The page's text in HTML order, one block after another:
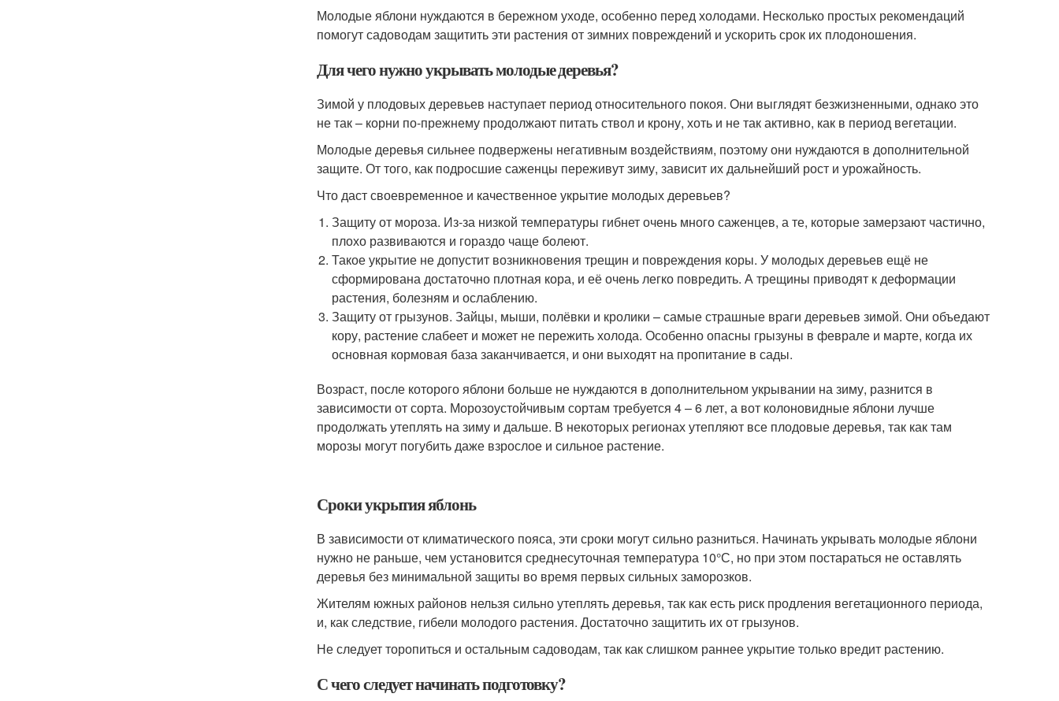
Молодые яблони нуждаются в бережном уходе, особенно перед холодами. Несколько простых рекомендаций
помогут садоводам защитить эти растения от зимних повреждений и ускорить срок их плодоношения.
Для чего нужно укрывать молодые деревья?
Зимой у плодовых деревьев наступает период относительного покоя. Они выглядят безжизненными, однако это
не так – корни по-прежнему продолжают питать ствол и крону, хоть и не так активно, как в период вегетации.
Молодые деревья сильнее подвержены негативным воздействиям, поэтому они нуждаются в дополнительной
защите. От того, как подросшие саженцы переживут зиму, зависит их дальнейший рост и урожайность.
Что даст своевременное и качественное укрытие молодых деревьев?
Защиту от мороза. Из-за низкой температуры гибнет очень много саженцев, а те, которые замерзают частично,
плохо развиваются и гораздо чаще болеют.
Такое укрытие не допустит возникновения трещин и повреждения коры. У молодых деревьев ещё не
сформирована достаточно плотная кора, и её очень легко повредить. А трещины приводят к деформации
растения, болезням и ослаблению.
Защиту от грызунов. Зайцы, мыши, полёвки и кролики – самые страшные враги деревьев зимой. Они объедают
кору, растение слабеет и может не пережить холода. Особенно опасны грызуны в феврале и марте, когда их
основная кормовая база заканчивается, и они выходят на пропитание в сады.
Возраст, после которого яблони больше не нуждаются в дополнительном укрывании на зиму, разнится в
зависимости от сорта. Морозоустойчивым сортам требуется 4 – 6 лет, а вот колоновидные яблони лучше
продолжать утеплять на зиму и дальше. В некоторых регионах утепляют все плодовые деревья, так как там
морозы могут погубить даже взрослое и сильное растение.
Сроки укрытия яблонь
В зависимости от климатического пояса, эти сроки могут сильно разниться. Начинать укрывать молодые яблони
нужно не раньше, чем установится среднесуточная температура 10°С, но при этом постараться не оставлять
деревья без минимальной защиты во время первых сильных заморозков.
Жителям южных районов нельзя сильно утеплять деревья, так как есть риск продления вегетационного периода,
и, как следствие, гибели молодого растения. Достаточно защитить их от грызунов.
Не следует торопиться и остальным садоводам, так как слишком раннее укрытие только вредит растению.
С чего следует начинать подготовку?